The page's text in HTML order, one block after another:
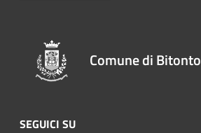
Comune di Bitonto
SEGUICI SU